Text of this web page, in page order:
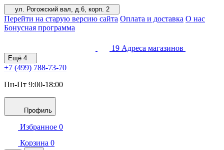
ул. Рогожский вал, д.6, корп. 2
Перейти на старую версию сайта Оплата и доставка О нас
Бонусная программа
19 Адреса магазинов
Ещё 4
+7 (499) 788-73-70
Пн-Пт 9:00-18:00
Профиль
Избранное 0
Корзина 0